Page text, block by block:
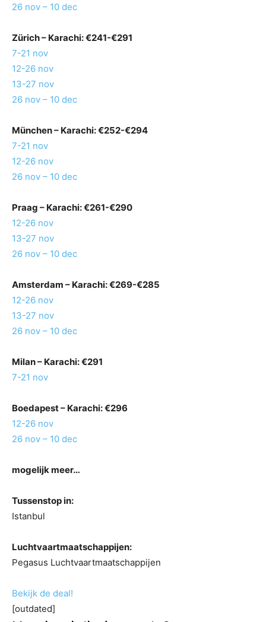
26 nov – 10 dec
Zürich– Karachi: €241-€291
7-21 nov
12-26 nov
13-27 nov
26 nov – 10 dec
München– Karachi: €252-€294
7-21 nov
12-26 nov
26 nov – 10 dec
Praag – Karachi: €261-€290
12-26 nov
13-27 nov
26 nov – 10 dec
Amsterdam – Karachi: €269-€285
12-26 nov
13-27 nov
26 nov – 10 dec
Milan– Karachi: €291
7-21 nov
Boedapest– Karachi: €296
12-26 nov
26 nov – 10 dec
mogelijk meer…
Tussenstop in:
Istanbul
Luchtvaartmaatschappijen:
Pegasus Luchtvaartmaatschappijen
Bekijk de deal!
[outdated]